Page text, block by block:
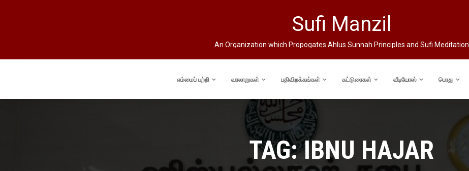
Sufi Manzil
An Organization which Propogates Ahlus Sunnah Principles and Sufi Meditation
எம்மைப் பற்றி வரலாறுகள் பதிவிறக்கங்கள் கட்டுரைகள் வீடியோஸ் பொது
TAG:IBNU HAJAR